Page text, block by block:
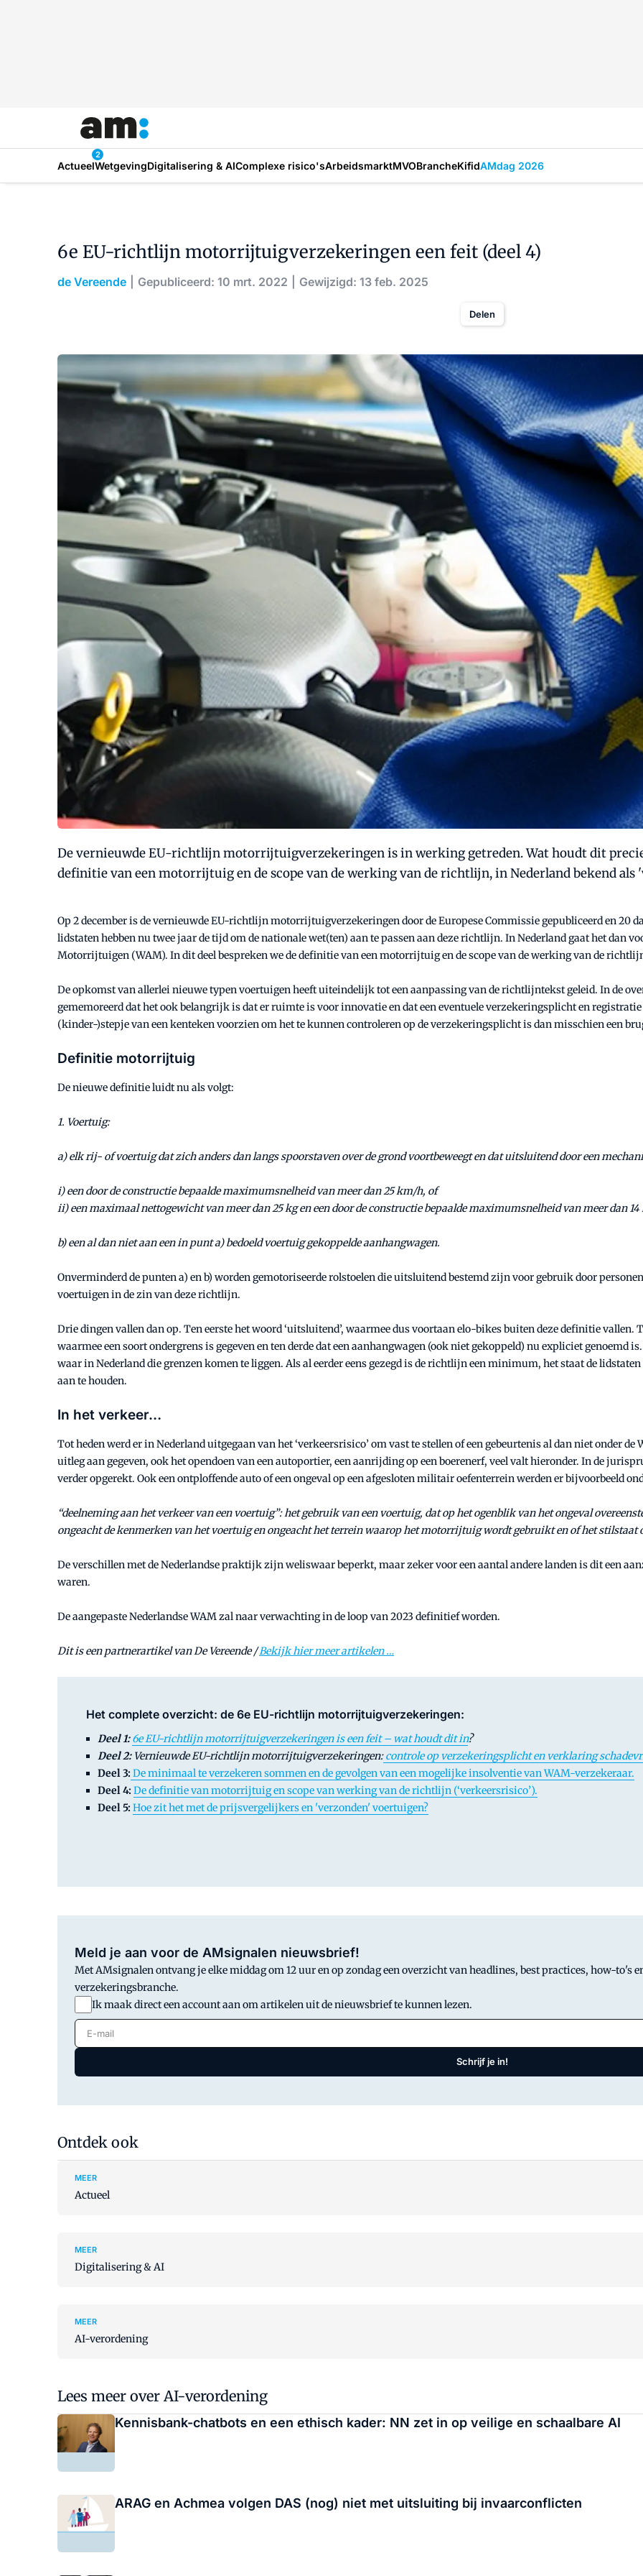
Actueel
2
WetgevingDigitalisering & AIComplexe risico'sArbeidsmarktMVOBrancheKifidAMdag 2026
6e EU-richtlijn motorrijtuigverzekeringen een feit (deel 4)
de Vereende Gepubliceerd: 10 mrt. 2022 Gewijzigd: 13 feb. 2025
Delen
De vernieuwde EU-richtlijn motorrijtuigverzekeringen is in werking getreden. Wat houdt dit
definitie van een motorrijtuig en de scope van de werking van de richtlijn, in Nederland bekend als
Op 2 december is de vernieuwde EU-richtlijn motorrijtuigverzekeringen door de Europese Commissie gepubliceerd en 20
lidstaten hebben nu twee jaar de tijd om de nationale wet(ten) aan te passen aan deze richtlijn. In Nederland gaat het dan
Motorrijtuigen (WAM). In dit deel bespreken we de definitie van een motorrijtuig en de scope van de werking van de
De opkomst van allerlei nieuwe typen voertuigen heeft uiteindelijk tot een aanpassing van de richtlijntekst geleid. In de
gememoreerd dat het ook belangrijk is dat er ruimte is voor innovatie en dat een eventuele verzekeringsplicht en
(kinder-)stepje van een kenteken voorzien om het te kunnen controleren op de verzekeringsplicht is dan misschien een
Definitie motorrijtuig
De nieuwe definitie luidt nu als volgt:
1. Voertuig:
a) elk rij- of voertuig dat zich anders dan langs spoorstaven over de grond voortbeweegt en dat uitsluitend door een
i) een door de constructie bepaalde maximumsnelheid van meer dan 25 km/h, of
ii) een maximaal nettogewicht van meer dan 25 kg en een door de constructie bepaalde maximumsnelheid van meer dan
b) een al dan niet aan een in punt a) bedoeld voertuig gekoppelde aanhangwagen.
Onverminderd de punten a) en b) worden gemotoriseerde rolstoelen die uitsluitend bestemd zijn voor gebruik door
voertuigen in de zin van deze richtlijn.
Drie dingen vallen dan op. Ten eerste het woord ‘uitsluitend’, waarmee dus voortaan elo-bikes buiten deze definitie vallen.
waarmee een soort ondergrens is gegeven en ten derde dat een aanhangwagen (ook niet gekoppeld) nu expliciet genoemd
waar in Nederland die grenzen komen te liggen. Als al eerder eens gezegd is de richtlijn een minimum, het staat de
aan te houden.
In het verkeer…
Tot heden werd er in Nederland uitgegaan van het ‘verkeersrisico’ om vast te stellen of een gebeurtenis al dan niet onder
uitleg aan gegeven, ook het opendoen van een autoportier, een aanrijding op een boerenerf, veel valt hieronder. In de
verder opgerekt. Ook een ontploffende auto of een ongeval op een afgesloten militair oefenterrein werden er bijvoorbeeld
“deelneming aan het verkeer van een voertuig”: het gebruik van een voertuig, dat op het ogenblik van het ongeval
ongeacht de kenmerken van het voertuig en ongeacht het terrein waarop het motorrijtuig wordt gebruikt en of het stilstaat
De verschillen met de Nederlandse praktijk zijn weliswaar beperkt, maar zeker voor een aantal andere landen is dit een
waren.
De aangepaste Nederlandse WAM zal naar verwachting in de loop van 2023 definitief worden.
Dit is een partnerartikel van De Vereende /Bekijk hier meer artikelen …
Het complete overzicht: de 6e EU-richtlijn motorrijtuigverzekeringen:
Deel 1: 6e EU-richtlijn motorrijtuigverzekeringen is een feit – wat houdt dit in?
Deel 2:Vernieuwde EU-richtlijn motorrijtuigverzekeringen:controle op verzekeringsplicht en verklaring
Deel 3:De minimaal te verzekeren sommen en de gevolgen van een mogelijke insolventie van WAM-verzekeraar.
Deel 4:De definitie van motorrijtuig en scope van werking van de richtlijn (‘verkeersrisico’).
Deel 5:Hoe zit het met de prijsvergelijkers en 'verzonden' voertuigen?
Meld je aan voor de AMsignalen nieuwsbrief!
Met AMsignalen ontvang je elke middag om 12 uur en op zondag een overzicht van headlines, best practices, how-to's
verzekeringsbranche.
Ik maak direct een account aan om artikelen uit de nieuwsbrief te kunnen lezen.
E-mail
Schrijf je in!
Ontdek ook
MEER
Actueel
MEER
Digitalisering & AI
MEER
AI-verordening
Lees meer over AI-verordening
Kennisbank-chatbots en een ethisch kader: NN zet in op veilige en schaalbare AI
ARAG en Achmea volgen DAS (nog) niet met uitsluiting bij invaarconflicten